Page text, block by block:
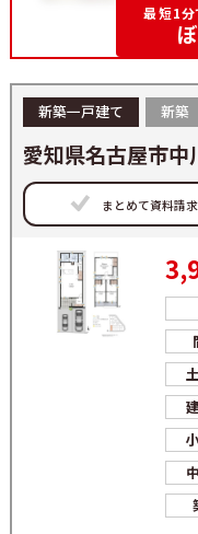
最短1分
新築一戸建て 新築
愛知県名古屋市中
まとめて資料請求